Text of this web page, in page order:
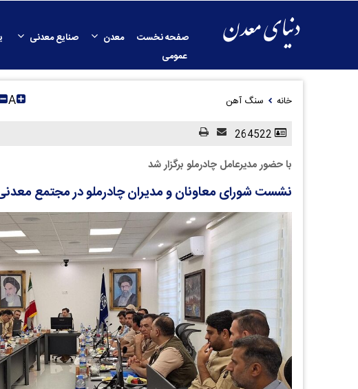
صفحه نخست معدن صنایع معدنی
عمومی
خانه سنگ آهن A
با حضور مدیرعامل چادرملو برگزار شد
نشست شورای معاونان و مدیران چادرملو در مجتمع